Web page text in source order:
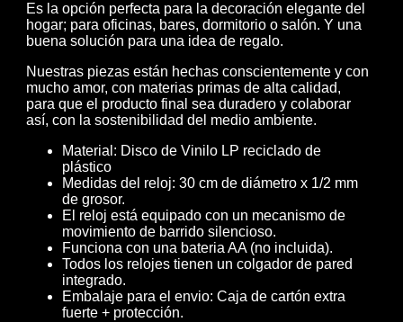
Es la opción perfecta para la decoración elegante del
hogar; para oficinas, bares, dormitorio o salón. Y una
buena solución para una idea de regalo.
Nuestras piezas están hechas conscientemente y con
mucho amor, con materias primas de alta calidad,
para que el producto final sea duradero y colaborar
así, con la sostenibilidad del medio ambiente.
Material: Disco de Vinilo LP reciclado de
plástico
Medidas del reloj: 30 cm de diámetro x 1/2 mm
de grosor.
El reloj está equipado con un mecanismo de
movimiento de barrido silencioso.
Funciona con una bateria AA (no incluida).
Todos los relojes tienen un colgador de pared
integrado.
Embalaje para el envio: Caja de cartón extra
fuerte + protección.